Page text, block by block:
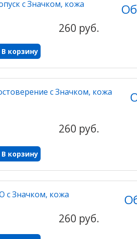
260 руб.
В корзину
260 руб.
В корзину
260 руб.